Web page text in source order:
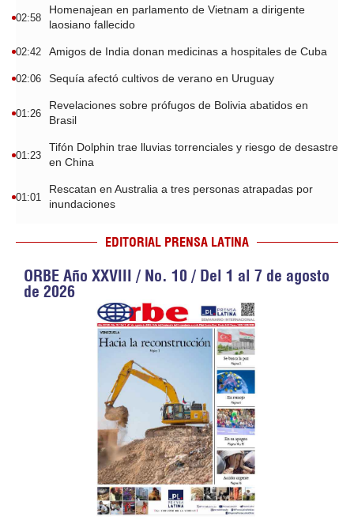
02:58
Homenajean en parlamento de Vietnam a dirigente
laosiano fallecido
02:42 Amigos de India donan medicinas a hospitales de Cuba
02:06 Sequía afectó cultivos de verano en Uruguay
01:26
Revelaciones sobre prófugos de Bolivia abatidos en
Brasil
01:23
Tifón Dolphin trae lluvias torrenciales y riesgo de desastre
en China
01:01
Rescatan en Australia a tres personas atrapadas por
inundaciones
EDITORIAL PRENSA LATINA
ORBE Año XXVIII / No. 10 / Del 1 al 7 de agosto
de 2026